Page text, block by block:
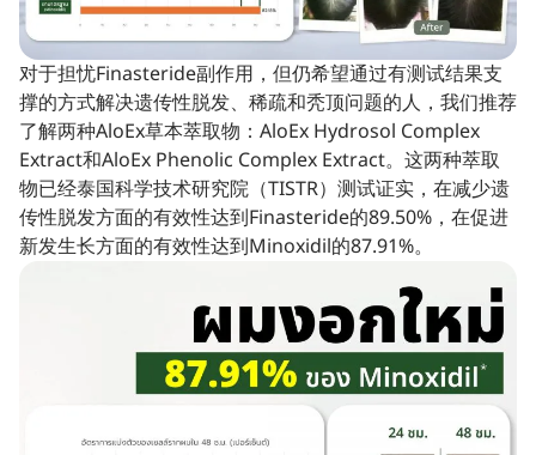
对于担忧Finasteride副作用，但仍希望通过有测试结果支
撑的方式解决遗传性脱发、稀疏和秃顶问题的人，我们推荐
了解两种AloEx草本萃取物：AloEx Hydrosol Complex
Extract和AloEx Phenolic Complex Extract。这两种萃取
物已经泰国科学技术研究院（TISTR）测试证实，在减少遗
传性脱发方面的有效性达到Finasteride的89.50%，在促进
新发生长方面的有效性达到Minoxidil的87.91%。